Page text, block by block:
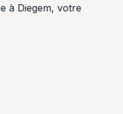
à Diegem, votre